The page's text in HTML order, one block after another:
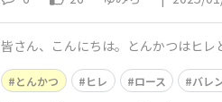
皆さん、こんにちは。とんかつはヒレ
とんかつ ヒレ ロース バレ